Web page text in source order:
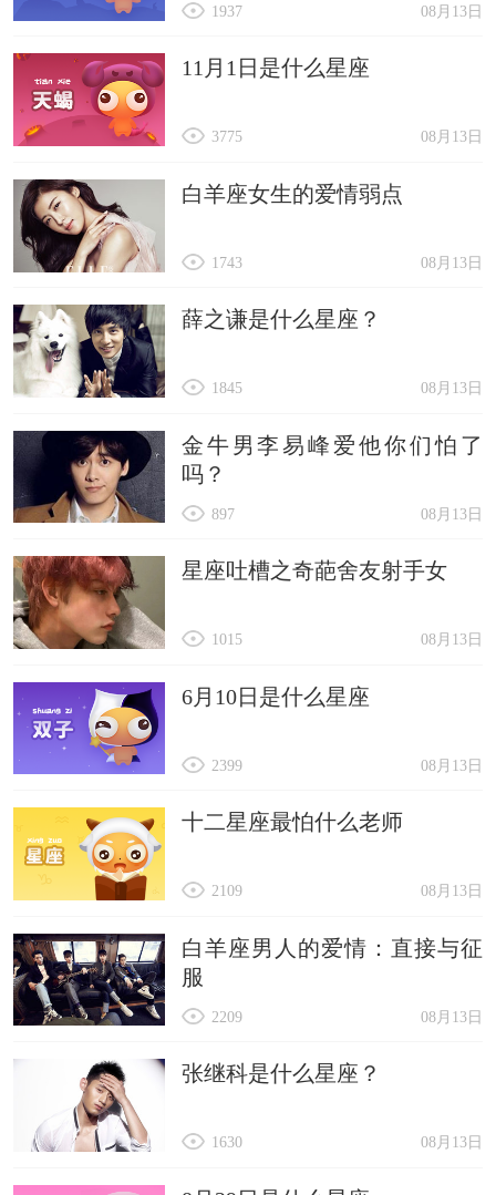
08月13日
1937
11月1日是什么星座
08月13日
3775
白羊座女生的爱情弱点
08月13日
1743
薛之谦是什么星座？
08月13日
1845
金牛男李易峰爱他你们怕了
吗？
08月13日
897
星座吐槽之奇葩舍友射手女
08月13日
1015
6月10日是什么星座
08月13日
2399
十二星座最怕什么老师
08月13日
2109
白羊座男人的爱情：直接与征
服
08月13日
2209
张继科是什么星座？
08月13日
1630